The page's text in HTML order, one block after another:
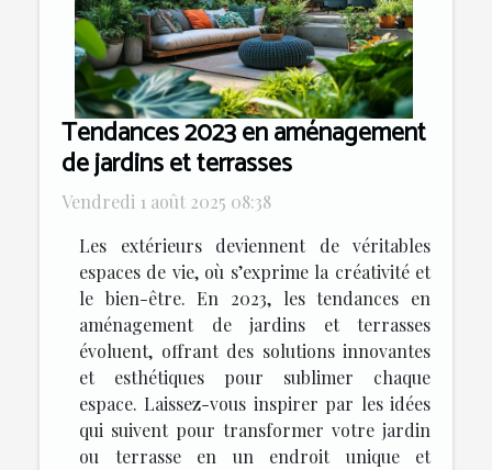
Tendances 2023 en aménagement
de jardins et terrasses
Vendredi 1 août 2025 08:38
Les extérieurs deviennent de véritables
espaces de vie, où s’exprime la créativité et
le bien-être. En 2023, les tendances en
aménagement de jardins et terrasses
évoluent, offrant des solutions innovantes
et esthétiques pour sublimer chaque
espace. Laissez-vous inspirer par les idées
qui suivent pour transformer votre jardin
ou terrasse en un endroit unique et